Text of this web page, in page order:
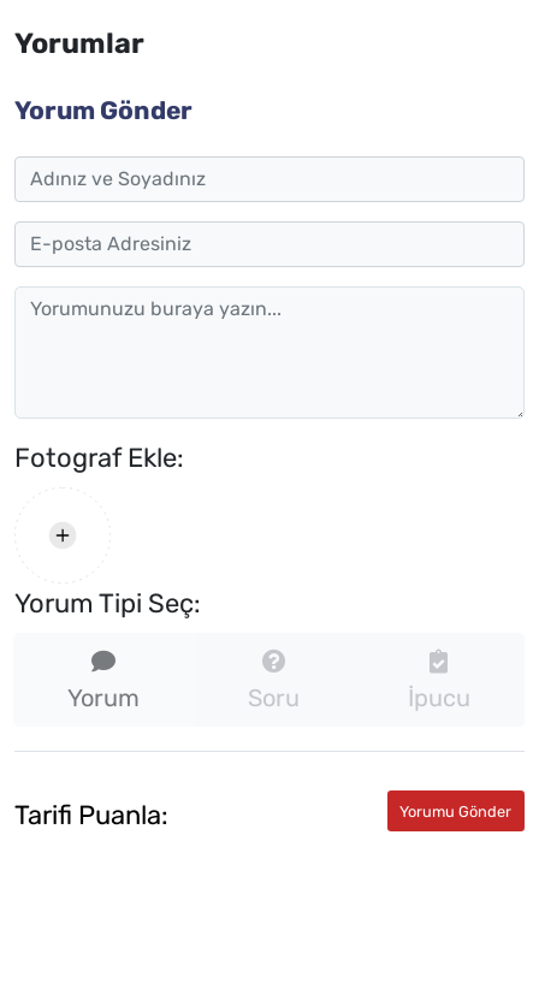
Yorumlar
Yorum Gönder
Fotograf Ekle:
Yorum Tipi Seç:
Yorum Soru İpucu
Tarifi Puanla: